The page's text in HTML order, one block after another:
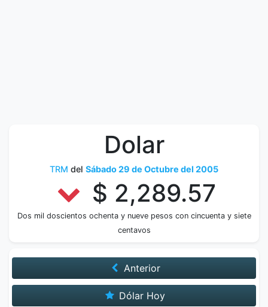
Dolar
TRM del Sábado 29 de Octubre del 2005
$ 2,289.57
Dos mil doscientos ochenta y nueve pesos con cincuenta y siete
centavos
Anterior
Dólar Hoy